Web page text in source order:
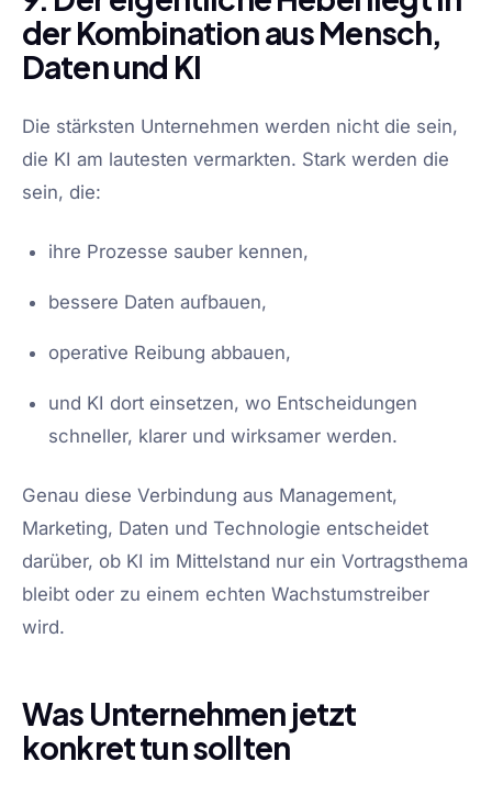
der Kombination aus Mensch,
Daten und KI
Die stärksten Unternehmen werden nicht die sein,
die KI am lautesten vermarkten. Stark werden die
sein, die:
ihre Prozesse sauber kennen,
bessere Daten aufbauen,
operative Reibung abbauen,
und KI dort einsetzen, wo Entscheidungen
schneller, klarer und wirksamer werden.
Genau diese Verbindung aus Management,
Marketing, Daten und Technologie entscheidet
darüber, ob KI im Mittelstand nur ein Vortragsthema
bleibt oder zu einem echten Wachstumstreiber
wird.
Was Unternehmen jetzt
konkret tun sollten